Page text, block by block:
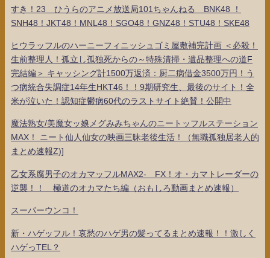
すき！23 ひうらのアニメ放送局101ちゃんねる BNK48 ！
SNH48！JKT48！MNL48！SGO48！GNZ48！STU48！SKE48
ヒウラッフルのハーニーフィニッシュゴミ屋敷補完計画 ＜必殺！
生前整理人！孤立し孤独死からの～特殊清掃・遺品整理への道F
完結編＞ キャッシング計1500万返済：厨二病借金3500万円！う
つ病統合失調症14年生HKT46！！9期研究生、最後のサイト！全
米が泣いた！認知症鬱病60代のラストサイト絶賛！公開中
魔法熟女/美魔女ッ娘メグみみちゃんのニートッフルステーション
MAX！ ニート仙人仙女の映画三昧老後生活！（無職孤独居老人的
まとめ速報Z)]
乙女系腐男子のオカマッフルMAX2- FX！オ・カマトレーダーの
逆襲！！ 極道のオカマたち編（おもしろ動画まとめ速報）
スーパーウンコ！
新・ハゲッフル！哀愁のハゲ男の髪ってるまとめ速報！！激しく
ハゲっTEL？